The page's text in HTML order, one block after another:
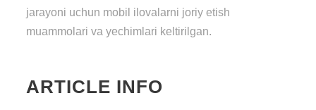
jarayoni uchun mobil ilovalarni joriy etish
muammolari va yechimlari keltirilgan.
ARTICLE INFO